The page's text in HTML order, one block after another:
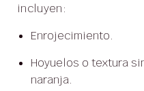
incluyen:
Enrojecimiento.
Hoyuelos o textura
naranja.